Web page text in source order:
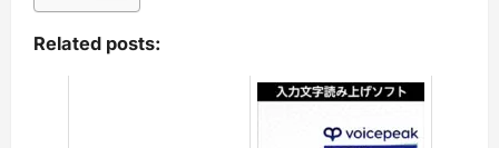
Related posts: